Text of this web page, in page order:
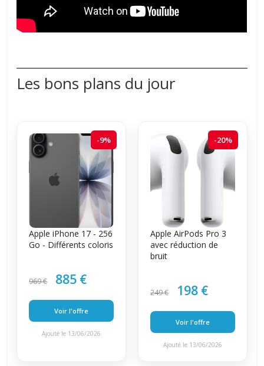
Les bons plans du jour
-9%
Apple iPhone 17 - 256
Go - Différents coloris
969 € 885 €
Voir l'offre
Ajouté le 13/06/2026
-20%
Apple AirPods Pro 3
avec réduction de
bruit
249 € 198 €
Voir l'offre
Ajouté le 13/06/2026